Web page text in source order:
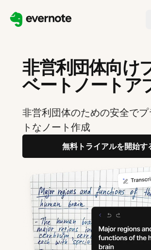
非営利団体向け
ベートノートア
非営利団体のための安全で
トなノート作成
無料トライアルを開始す